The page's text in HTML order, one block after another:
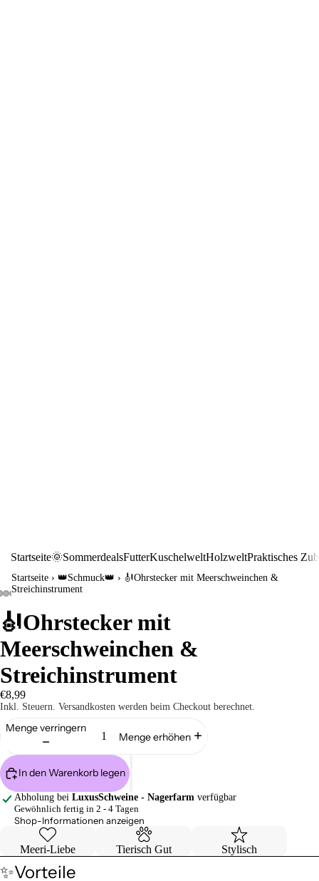
Startseite🌞SommerdealsFutterKuschelweltHolzweltPraktisches
Startseite › 👑Schmuck👑 › 🎻Ohrstecker mit Meerschweinchen &
Streichinstrument
🎻Ohrstecker mit
Meerschweinchen &
Streichinstrument
€8,99
Inkl. Steuern. Versandkosten werden beim Checkout berechnet.
Menge verringern
Menge erhöhen
In den Warenkorb legen
Abholung bei LuxusSchweine - Nagerfarm verfügbar
Gewöhnlich fertig in 2 - 4 Tagen
Shop-Informationen anzeigen
Meeri-Liebe Tierisch Gut Stylisch
✨Vorteile